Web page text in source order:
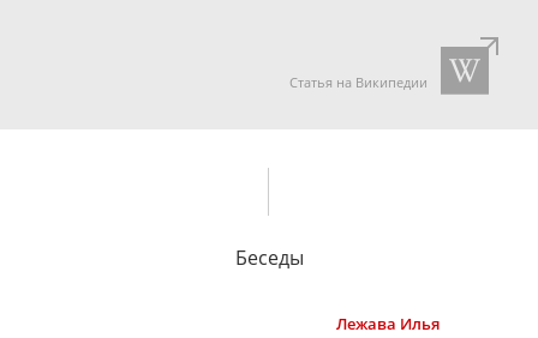
Статья на Википедии
Беседы
Лежава Илья